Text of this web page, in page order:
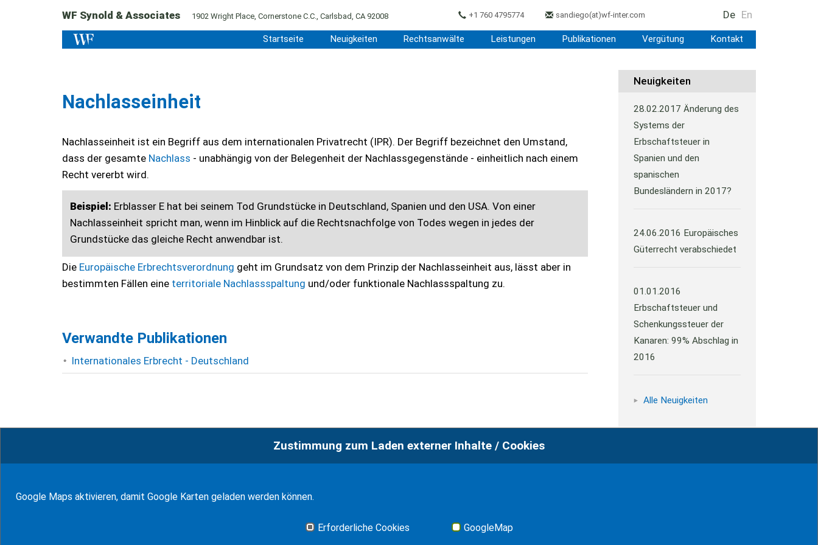
WF Synold & Associates 1902 Wright Place, Cornerstone C.C., Carlsbad, CA 92008 sandiego(at)wf-inter.com
+1 760 4795774 De En
Startseite Neuigkeiten Rechtsanwälte Leistungen Publikationen Vergütung Kontakt
Nachlasseinheit
Nachlasseinheit ist ein Begriff aus dem internationalen Privatrecht (IPR). Der Begriff bezeichnet den Umstand,
dass der gesamte Nachlass - unabhängig von der Belegenheit der Nachlassgegenstände - einheitlich nach einem
Recht vererbt wird.
Beispiel: Erblasser E hat bei seinem Tod Grundstücke in Deutschland, Spanien und den USA. Von einer
Nachlasseinheit spricht man, wenn im Hinblick auf die Rechtsnachfolge von Todes wegen in jedes der
Grundstücke das gleiche Recht anwendbar ist.
Die Europäische Erbrechtsverordnung geht im Grundsatz von dem Prinzip der Nachlasseinheit aus, lässt aber in
bestimmten Fällen eine territoriale Nachlassspaltung und/oder funktionale Nachlassspaltung zu.
Verwandte Publikationen
Internationales Erbrecht - Deutschland
Neuigkeiten
28.02.2017Änderung des
Systems der
Erbschaftsteuer in
Spanien und den
spanischen
Bundesländern in 2017?
24.06.2016 Europäisches
Güterrecht verabschiedet
01.01.2016
Erbschaftsteuer und
Schenkungssteuer der
Kanaren: 99% Abschlag in
2016
Alle Neuigkeiten
© WF Synold & Associates 2026 Impressum Kontakt Datenschutz
Zustimmung zum Laden externer Inhalte / Cookies
Google Maps aktivieren, damit Google Karten geladen werden können.
Erforderliche Cookies GoogleMap